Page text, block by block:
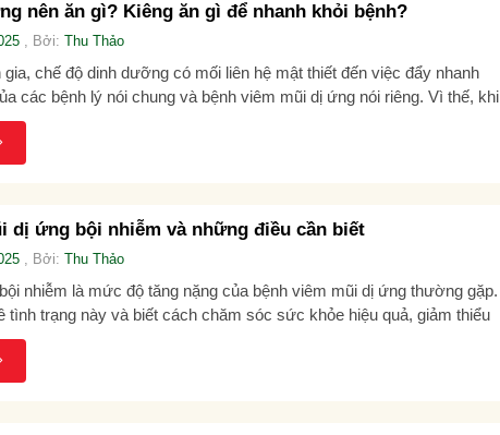
nên ăn gì? Kiêng ăn gì để nhanh khỏi bệnh?
, Bởi: Thu Thảo
chế độ dinh dưỡng có mối liên hệ mật thiết đến việc đẩy nhanh
các bệnh lý nói chung và bệnh viêm mũi dị ứng nói riêng. Vì thế, khi
dị ứng bội nhiễm và những điều cần biết
, Bởi: Thu Thảo
nhiễm là mức độ tăng nặng của bệnh viêm mũi dị ứng thường gặp.
tình trạng này và biết cách chăm sóc sức khỏe hiệu quả, giảm thiểu